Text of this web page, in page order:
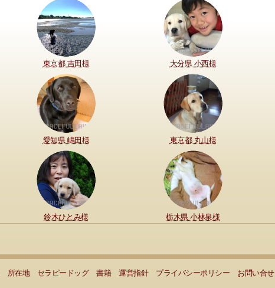
東京都 吉田様 大分県 小西様
愛知県 嶋田様 東京都 丸山様
鈴木ひとみ様 栃木県 小林泉様
所在地 セラピードッグ 書籍 運営指針 プライバシーポリシー お問い合せ